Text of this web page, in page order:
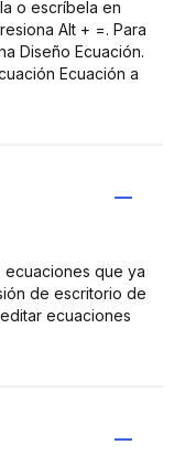
o escríbela en
Alt + =. Para
Diseño Ecuación.
Ecuación a
ecuaciones que ya
de escritorio de
ecuaciones